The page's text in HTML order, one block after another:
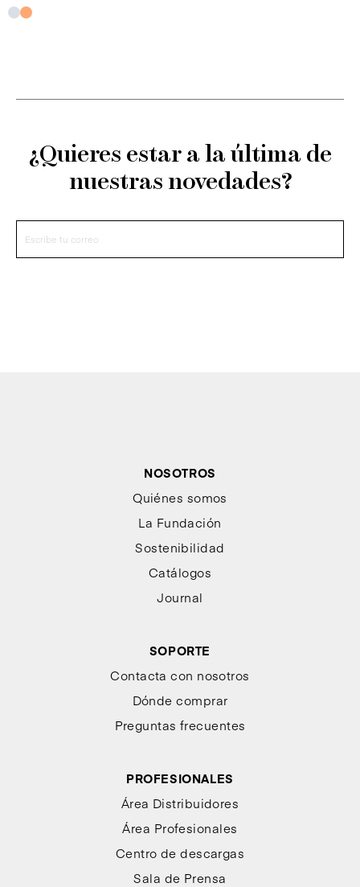
¿Quieres estar a la última de
nuestras novedades?
NOSOTROS
Quiénes somos
La Fundación
Sostenibilidad
Catálogos
Journal
SOPORTE
Contacta con nosotros
Dónde comprar
Preguntas frecuentes
PROFESIONALES
Área Distribuidores
Área Profesionales
Centro de descargas
Sala de Prensa